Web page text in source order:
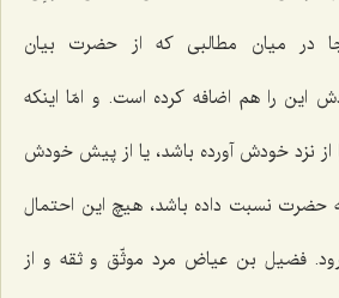
در میان مطالبی که از حضرت بیان
این را هم اضافه کرده است. و امّا اینکه
از نزد خودش آورده باشد، یا از پیش خودش
حضرت نسبت داده باشد، هیچ این احتمال
فضیل بن عیاض مرد موثّق و ثقه و از